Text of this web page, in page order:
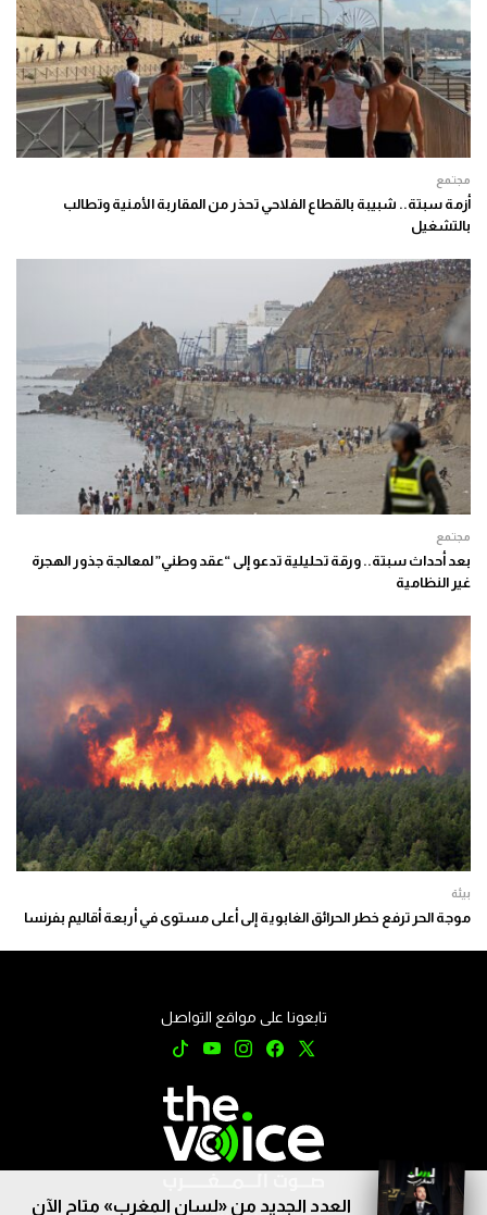
مجتمع
أزمة سبتة.. شبيبة بالقطاع الفلاحي تحذر من المقاربة الأمنية وتطالب
بالتشغيل
مجتمع
بعد أحداث سبتة.. ورقة تحليلية تدعو إلى “عقد وطني” لمعالجة جذور الهجرة
غير النظامية
بيئة
موجة الحر ترفع خطر الحرائق الغابوية إلى أعلى مستوى في أربعة أقاليم بفرنسا
العدد الجديد من «لسان المغرب» متاح الآن
تابعونا على مواقع التواصل